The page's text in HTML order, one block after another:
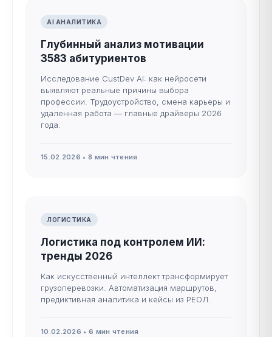
AI АНАЛИТИКА
Глубинный анализ мотивации
3583 абитуриентов
Исследование CustDev AI: как нейросети
выявляют реальные причины выбора
профессии. Трудоустройство, смена карьеры и
удаленная работа — главные драйверы 2026
года.
15.02.2026 • 8 мин чтения
ЛОГИСТИКА
Логистика под контролем ИИ:
тренды 2026
Как искусственный интеллект трансформирует
грузоперевозки. Автоматизация маршрутов,
предиктивная аналитика и кейсы из РЕОЛ.
10.02.2026 • 6 мин чтения